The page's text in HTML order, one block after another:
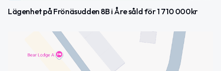
Lägenhet på Frönäsudden 8B i Åre såld för 1 710 000kr